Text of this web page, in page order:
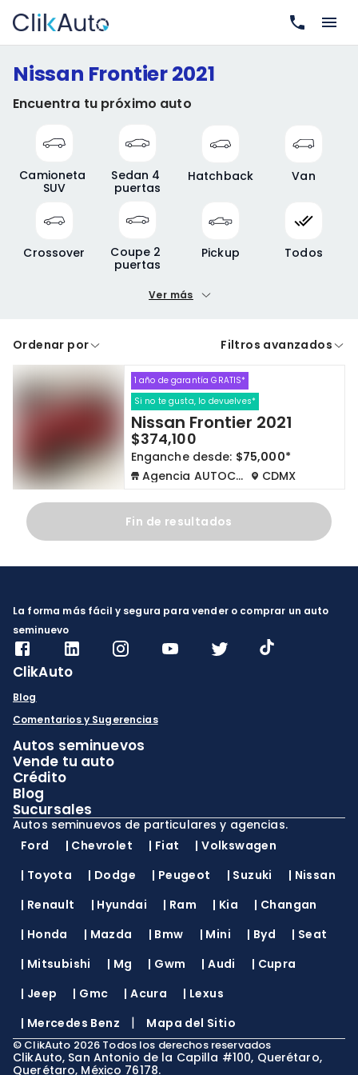
Nissan Frontier 2021
Encuentra tu próximo auto
Camioneta
SUV
Sedan 4
puertas
Hatchback Van
Crossover
Coupe 2
puertas
Pickup Todos
Precio máximo
A crédito De contado
Cdmx y Edo Mex Querétaro
Borrar todo
Ver más
Ordenar por Filtros avanzados
1 año de garantía GRATIS*
Si no te gusta, lo devuelves*
Nissan Frontier 2021
$374,100
Enganche desde: $75,000*
Agencia AUTOCOM
CDMX
Fin de resultados
La forma más fácil y segura para vender o comprar un auto
seminuevo
ClikAuto
Blog
Comentarios y Sugerencias
Autos seminuevos
Vende tu auto
Crédito
Blog
Sucursales
Autos seminuevos de particulares y agencias.
Ford
| Chevrolet | Fiat |Volkswagen
| Toyota | Dodge | Peugeot | Suzuki | Nissan
| Renault | Hyundai | Ram | Kia | Changan
| Honda | Mazda | Bmw | Mini | Byd | Seat
| Mitsubishi | Mg | Gwm |Audi | Cupra
| Jeep | Gmc |Acura | Lexus
| Mercedes Benz | Mapa del Sitio
© ClikAuto 2026 Todos los derechos reservados
ClikAuto, San Antonio de la Capilla #100, Querétaro,
Querétaro, México 76178.